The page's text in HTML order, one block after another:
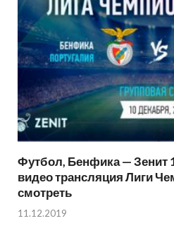
Футбол, Бенфика — Зенит
видео трансляция Лиги
смотреть
11.12.2019